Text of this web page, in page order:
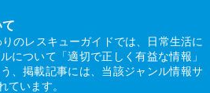
のレスキューガイドでは、日常生活に
について「適切で正しく有益な情報」
、掲載記事には、当該ジャンル情報サ
ています。